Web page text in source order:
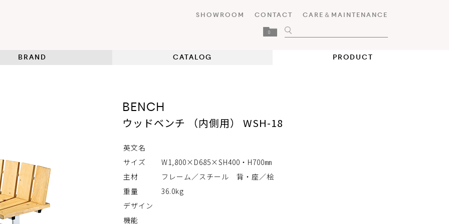
SHOWROOM CONTACT CARE＆MAINTENANCE
0
BRAND CATALOG PRODUCT
BENCH
ウッドベンチ （内側用） WSH-18
英文名
サイズ
W1,800×D685×SH400・H700㎜
主材
フレーム／スチール 背・座／桧
重量
36.0kg
デザイン
機能